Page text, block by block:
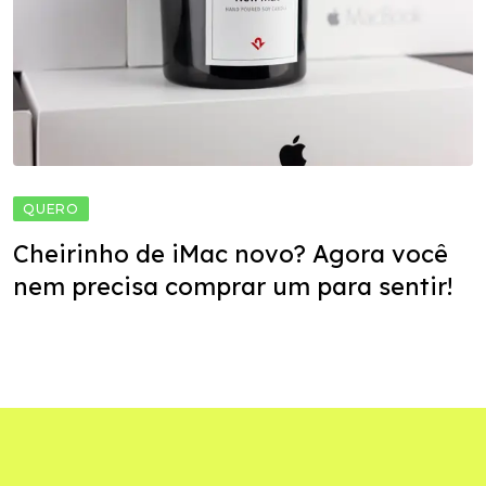
QUERO
Cheirinho de iMac novo? Agora você
nem precisa comprar um para sentir!